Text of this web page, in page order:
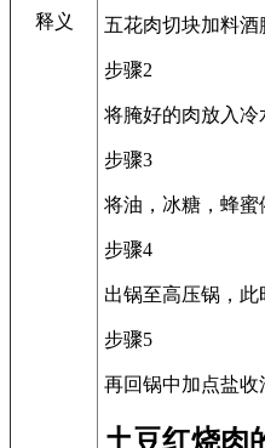
释义 五花肉切块加料酒
步骤2
将腌好的肉放入冷
步骤3
将油，冰糖，蜂蜜
步骤4
出锅至高压锅，此
步骤5
再回锅中加点盐
土豆红烧肉